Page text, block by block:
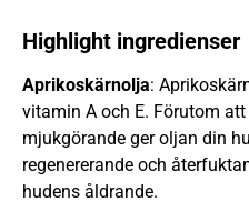
Highlight ingredienser
Aprikoskärnolja:
vitamin A och E. Förutom
mjukgörande ger oljan din
regenererande och
hudens åldrande.